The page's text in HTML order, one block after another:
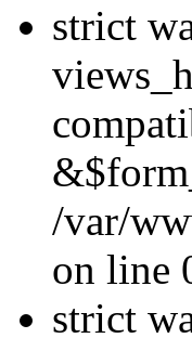
strict
/var/
on line
strict